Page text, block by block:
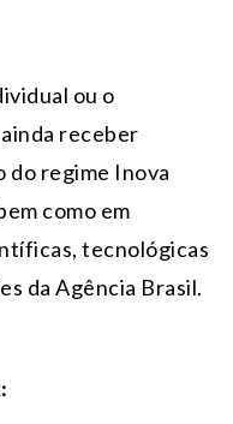
ou o
receber
do regime Inova
como em
tecnológicas
da Agência Brasil.